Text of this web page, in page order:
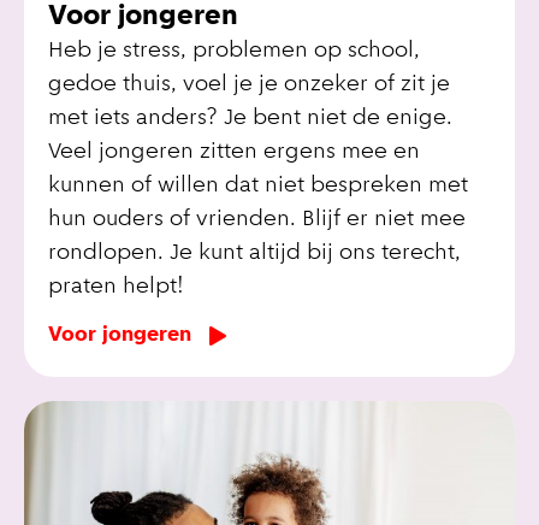
Voor jongeren
Heb je stress, problemen op school,
gedoe thuis, voel je je onzeker of zit je
met iets anders? Je bent niet de enige.
Veel jongeren zitten ergens mee en
kunnen of willen dat niet bespreken met
hun ouders of vrienden. Blijf er niet mee
rondlopen. Je kunt altijd bij ons terecht,
praten helpt!
Voor jongeren